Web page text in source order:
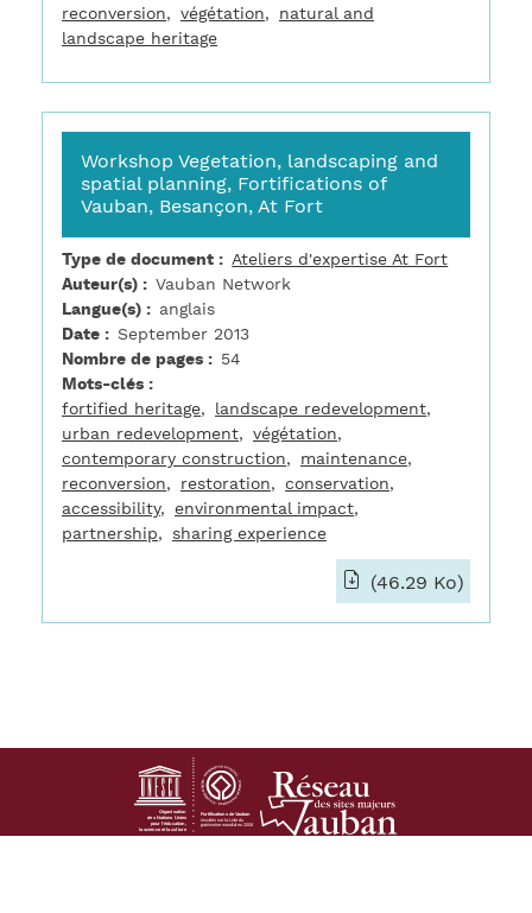
reconversion
végétation
natural and
landscape heritage
Workshop Vegetation, landscaping and
spatial planning, Fortifications of
Vauban, Besançon, At Fort
Type de document
Ateliers d'expertise At Fort
Auteur(s)
Vauban Network
Langue(s)
anglais
Date
September 2013
Nombre de pages
54
Mots-clés
fortified heritage
landscape redevelopment
urban redevelopment
végétation
contemporary construction
maintenance
reconversion
restoration
conservation
accessibility
environmental impact
partnership
sharing experience
(46.29 Ko)